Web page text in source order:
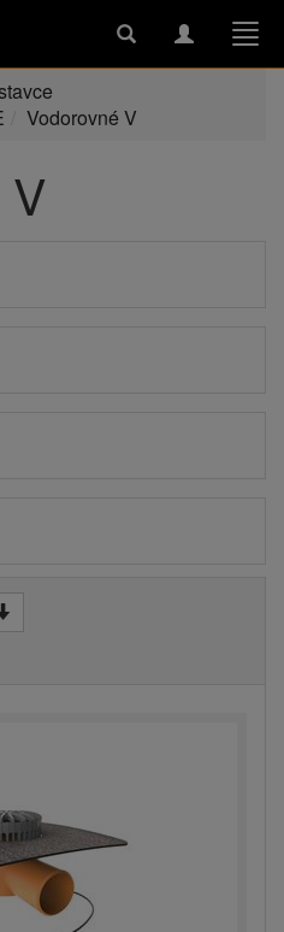
Toggle
Toggle
Vodorovné V